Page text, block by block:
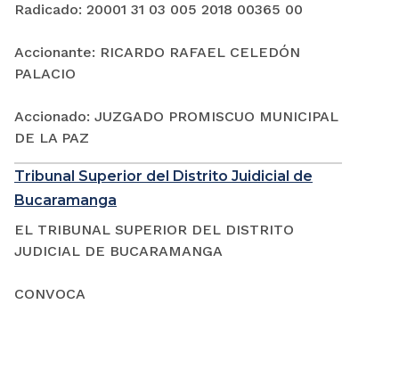
Radicado: 20001 31 03 005 2018 00365 00
Accionante: RICARDO RAFAEL CELEDÓN
PALACIO
Accionado: JUZGADO PROMISCUO MUNICIPAL
DE LA PAZ
Tribunal Superior del Distrito Juidicial de
Bucaramanga
EL TRIBUNAL SUPERIOR DEL DISTRITO
JUDICIAL DE BUCARAMANGA
CONVOCA